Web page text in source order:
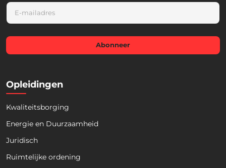
E
a
i
*
Abonneer
Opleidingen
Kwaliteitsborging
Energie en Duurzaamheid
Juridisch
Ruimtelijke ordening